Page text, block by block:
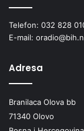
Telefon: 032 828
E-mail:
Adresa
Branilaca Olova bb
71340 Olovo